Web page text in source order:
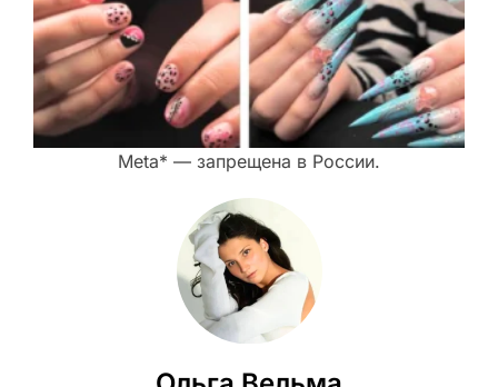
Meta* — запрещена в России.